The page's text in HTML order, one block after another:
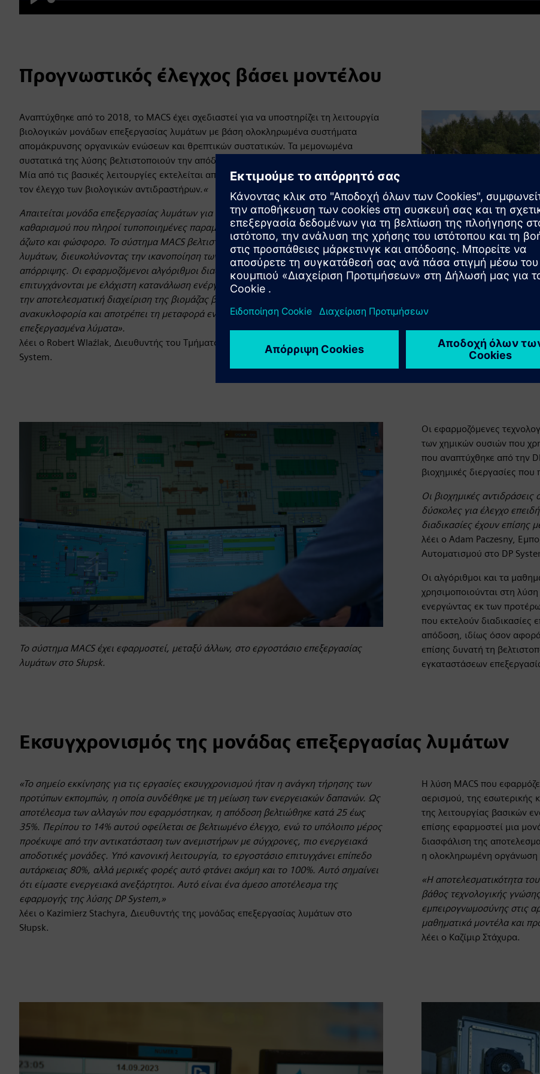
Play
Προγνωστικός έλεγχος βάσει μοντέλου
Αναπτύχθηκε από το 2018, το MACS έχει σχεδιαστεί για να υποστηρίζει τη λειτουργία
βιολογικών μονάδων επεξεργασίας λυμάτων με βάση ολοκληρωμένα συστήματα
απομάκρυνσης οργανικών ενώσεων και θρεπτικών συστατικών. Τα μεμονωμένα
συστατικά της λύσης βελτιστοποιούν την απόδοση των τεχνολογικών διαδικασιών.
Μία από τις βασικές λειτουργίες εκτελείται από την ενότητα που είναι υπεύθυνη για
τον έλεγχο των βιολογικών αντιδραστήρων. «
Απαιτείται μονάδα επεξεργασίας λυμάτων για την επίτευξη ενός επιπέδου
καθαρισμού που πληροί τυποποιημένες παραμέτρους για την περιεκτικότητα σε
άζωτο και φώσφορο. Το σύστημα MACS βελτιστοποιεί τη διαδικασία επεξεργασίας
λυμάτων, διευκολύνοντας την ικανοποίηση των απαιτήσεων περιβαλλοντικής
απόρριψης. Οι εφαρμοζόμενοι αλγόριθμοι διασφαλίζουν ότι αυτοί οι στόχοι
επιτυγχάνονται με ελάχιστη κατανάλωση ενέργειας. Το σύστημα υποστηρίζει επίσης
την αποτελεσματική διαχείριση της βιομάζας βελτιστοποιώντας την εξωτερική
ανακυκλοφορία και αποτρέπει τη μεταφορά ενεργοποιημένης ιλύος σε
επεξεργασμένα λύματα».
λέει ο Robert Wlaźlak, Διευθυντής του Τμήματος Βιομηχανικού Αυτοματισμού στο DP
System.
Το σύστημα MACS
μονάδες επεξεργασίας
Το σύστημα MACS έχει εφαρμοστεί, μεταξύ άλλων, στο εργοστάσιο επεξεργασίας
λυμάτων στο Słupsk.
Οι εφαρμοζόμενες
των χημικών ουσιών που
που αναπτύχθηκε από την
βιοχημικές διεργασίες
Οι βιοχημικές
δύσκολες για έλεγχο
διαδικασίες έχουν επίσης
λέει ο Adam Paczesny,
Αυτοματισμού στο DP
Οι αλγόριθμοι και τα
χρησιμοποιούνται στη
ενεργώντας εκ των
που εκτελούν διαδικασίες
απόδοση, ιδίως όσον
επίσης δυνατή τη
εγκαταστάσεων
Εκσυγχρονισμός της μονάδας επεξεργασίας λυμάτων
«Το σημείο εκκίνησης για τις εργασίες εκσυγχρονισμού ήταν η ανάγκη τήρησης των
προτύπων εκπομπών, η οποία συνδέθηκε με τη μείωση των ενεργειακών δαπανών. Ως
αποτέλεσμα των αλλαγών που εφαρμόστηκαν, η απόδοση βελτιώθηκε κατά 25 έως
35%. Περίπου το 14% αυτού οφείλεται σε βελτιωμένο έλεγχο, ενώ το υπόλοιπο μέρος
προέκυψε από την αντικατάσταση των ανεμιστήρων με σύγχρονες, πιο ενεργειακά
αποδοτικές μονάδες. Υπό κανονική λειτουργία, το εργοστάσιο επιτυγχάνει επίπεδο
αυτάρκειας 80%, αλλά μερικές φορές αυτό φτάνει ακόμη και το 100%. Αυτό σημαίνει
ότι είμαστε ενεργειακά ανεξάρτητοι. Αυτό είναι ένα άμεσο αποτέλεσμα της
εφαρμογής της λύσης DP System,»
λέει ο Kazimierz Stachyra, Διευθυντής της μονάδας επεξεργασίας λυμάτων στο
Słupsk.
Η λύση MACS που
αερισμού, της εσωτερικής
της λειτουργίας βασικών
επίσης εφαρμοστεί μια
διασφάλιση της
η ολοκληρωμένη οργάνωση
«Η αποτελεσματικότητα
βάθος τεχνολογικής
εμπειρογνωμοσύνης στις
μαθηματικά μοντέλα και
λέει ο Καζίμιρ Στάχυρα.